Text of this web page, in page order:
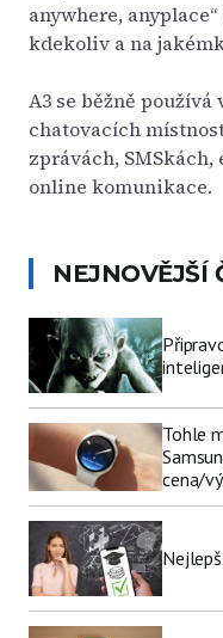
anywhere,
kdekoliv a na
A3 se běžně
chatovacích
zprávách,
online komunikace.
NEJNOVĚJŠÍ
Tohle
cena/